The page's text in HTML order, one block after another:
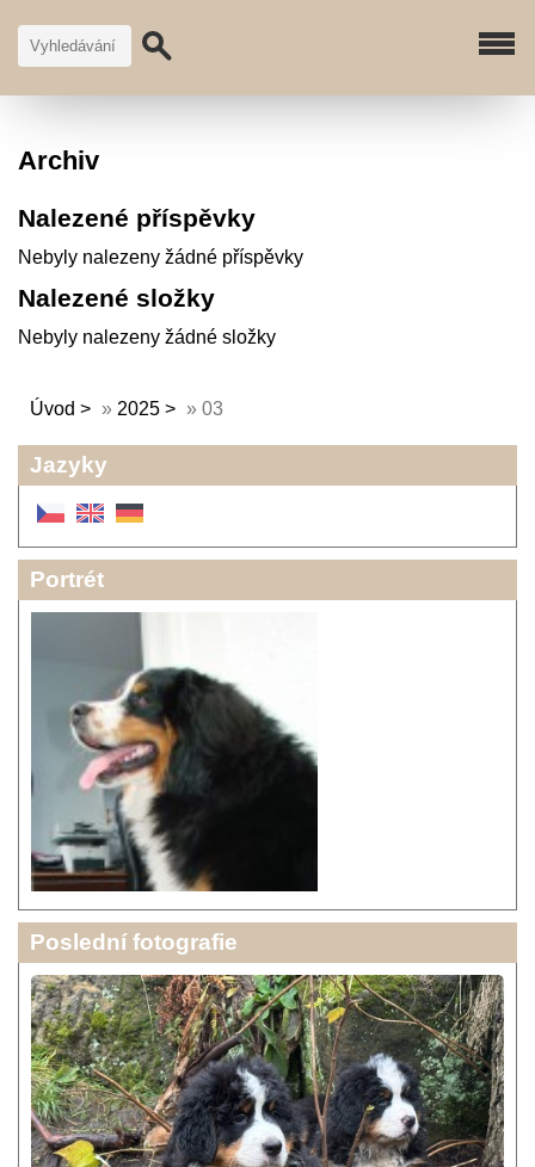
Archiv
Nalezené příspěvky
Nebyly nalezeny žádné příspěvky
Nalezené složky
Nebyly nalezeny žádné složky
Úvod » 2025 » 03
Jazyky
Portrét
Poslední fotografie